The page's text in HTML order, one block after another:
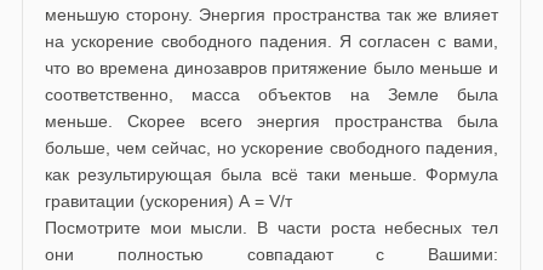
меньшую сторону. Энергия пространства так же влияет
на ускорение свободного падения. Я согласен с вами,
что во времена динозавров притяжение было меньше и
соответственно, масса объектов на Земле была
меньше. Скорее всего энергия пространства была
больше, чем сейчас, но ускорение свободного падения,
как результирующая была всё таки меньше. Формула
гравитации (ускорения) А = V/т
Посмотрите мои мысли. В части роста небесных тел
они полностью совпадают с Вашими: